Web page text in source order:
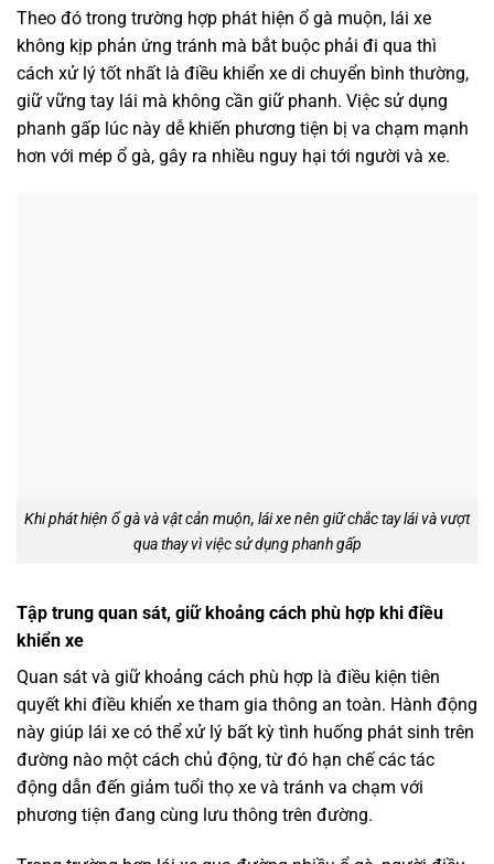
Theo đó trong trường hợp phát hiện ổ gà muộn, lái xe
không kịp phản ứng tránh mà bắt buộc phải đi qua thì
cách xử lý tốt nhất là điều khiển xe di chuyển bình thường,
giữ vững tay lái mà không cần giữ phanh. Việc sử dụng
phanh gấp lúc này dễ khiến phương tiện bị va chạm mạnh
hơn với mép ổ gà, gây ra nhiều nguy hại tới người và xe.
Khi phát hiện ổ gà và vật cản muộn, lái xe nên giữ chắc tay lái và vượt
qua thay vì việc sử dụng phanh gấp
Tập trung quan sát, giữ khoảng cách phù hợp khi điều
khiển xe
Quan sát và giữ khoảng cách phù hợp là điều kiện tiên
quyết khi điều khiển xe tham gia thông an toàn. Hành động
này giúp lái xe có thể xử lý bất kỳ tình huống phát sinh trên
đường nào một cách chủ động, từ đó hạn chế các tác
động dẫn đến giảm tuổi thọ xe và tránh va chạm với
phương tiện đang cùng lưu thông trên đường.